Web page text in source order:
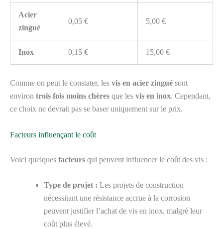
Acier
zingué
0,05 € 5,00 €
Inox 0,15 € 15,00 €
Comme on peut le constater, les vis en acier zingué sont
environ trois fois moins chères que les vis en inox. Cependant,
ce choix ne devrait pas se baser uniquement sur le prix.
Facteurs influençant le coût
Voici quelques facteurs qui peuvent influencer le coût des vis :
Type de projet : Les projets de construction
nécessitant une résistance accrue à la corrosion
peuvent justifier l’achat de vis en inox, malgré leur
coût plus élevé.